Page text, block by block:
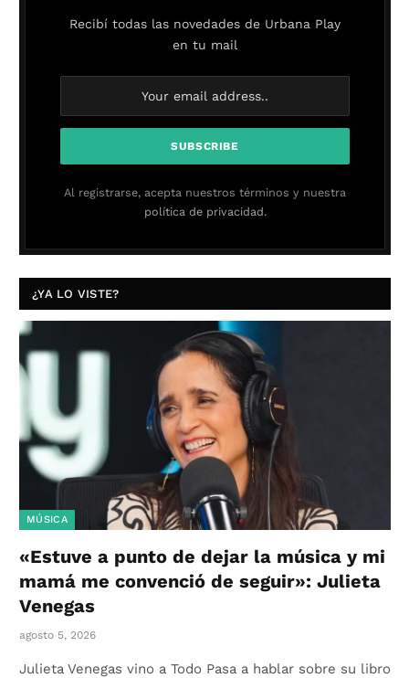
Recibí todas las novedades de Urbana Play
en tu mail
Al registrarse, acepta nuestros términos y nuestra
política de privacidad.
¿YA LO VISTE?
MÚSICA
«Estuve a punto de dejar la música y mi
mamá me convenció de seguir»: Julieta
Venegas
agosto 5, 2026
Julieta Venegas vino a Todo Pasa a hablar sobre su libro